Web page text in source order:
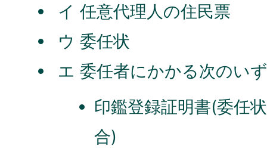
イ 任意代理人の住民票
ウ 委任状
エ 委任者にかかる次のい
印鑑登録証明書(委任
合)